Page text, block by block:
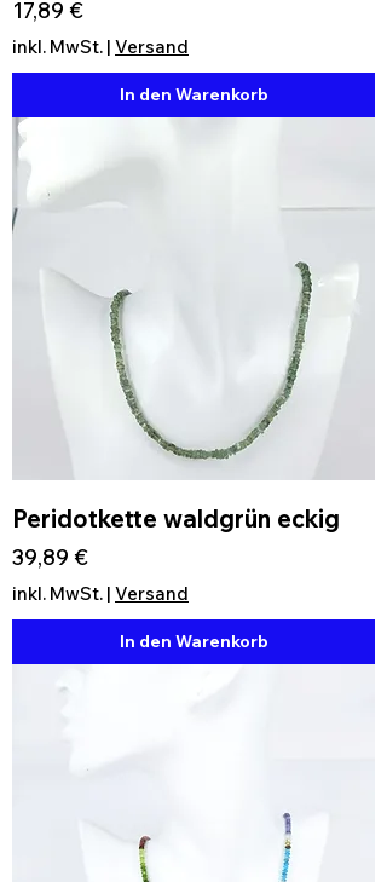
Preis
17,89 €
inkl. MwSt. | Versand
In den Warenkorb
Peridotkette waldgrün eckig
Preis
39,89 €
inkl. MwSt. | Versand
In den Warenkorb